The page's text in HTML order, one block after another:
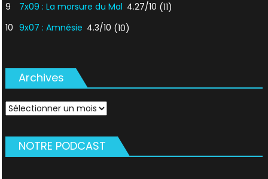
9
7x09 : La morsure du Mal 4.27/10 (11)
10 9x07 : Amnésie 4.3/10 (10)
Archives
Archives
NOTRE PODCAST